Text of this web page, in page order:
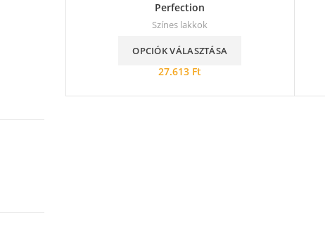
Perfection
Színes lakkok
27.613 Ft
OPCIÓK VÁLASZTÁSA